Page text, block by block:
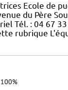
Ecole de
du Père
Tél. : 04 67
rubrique
100%